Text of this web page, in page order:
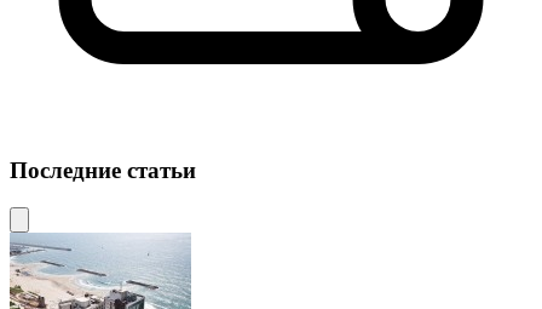
Последние статьи